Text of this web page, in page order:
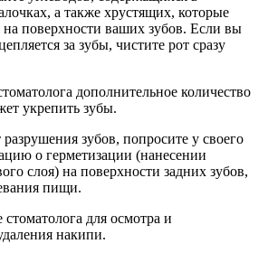
а также хрустящих, которые
на поверхности ваших зубов. Если вы
за зубы, чистите рот сразу
дополнительное количество
укрепить зубы.
зубов, попросите у своего
о герметизации (нанесении
слоя) на поверхности задних зубов,
пищи.
для осмотра и
накипи.